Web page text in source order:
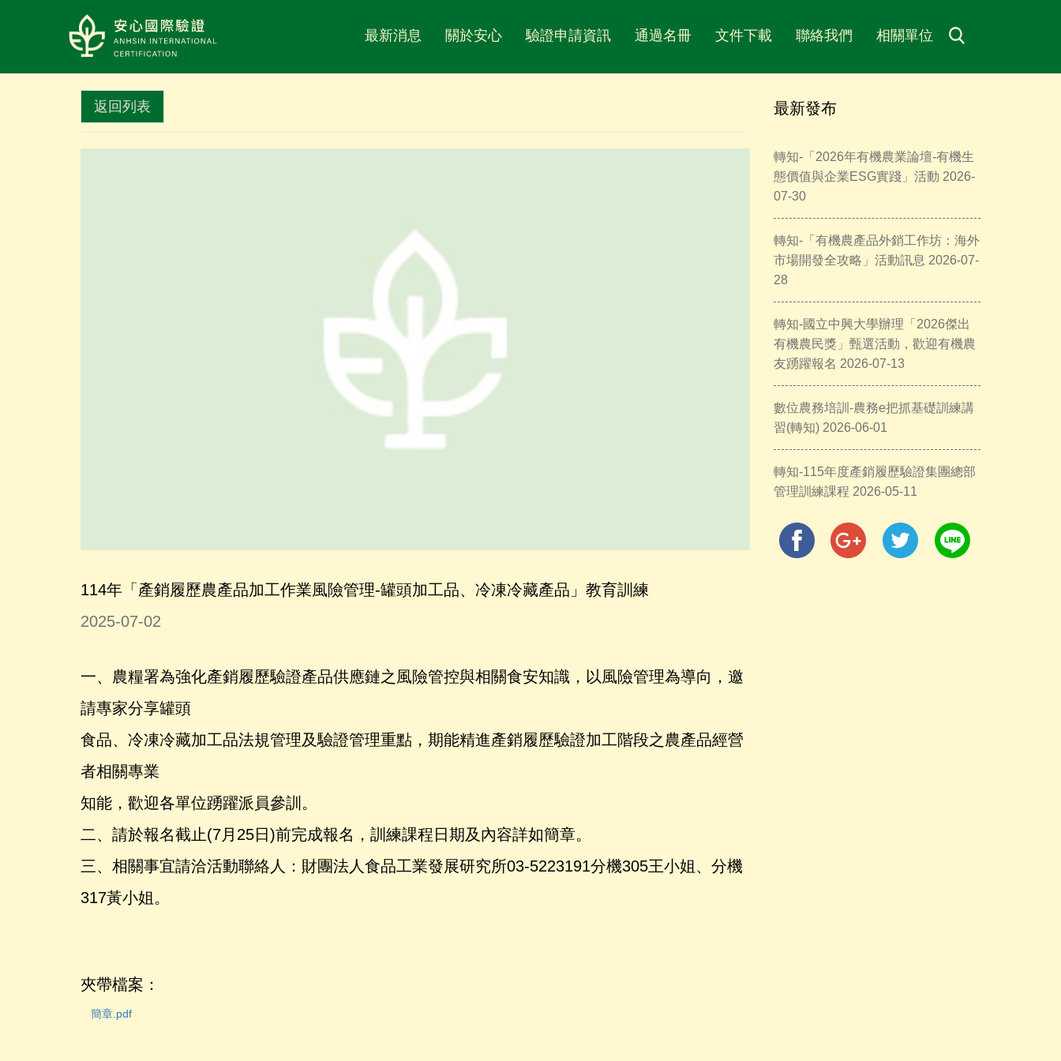
LOGO
最新消息
關於安心 驗證申請資訊 通過名冊 文件下載 聯絡我們 相關單位
返回列表
114年「產銷履歷農產品加工作業風險管理-罐頭加工品、冷凍冷藏產品」教育訓練
2025-07-02
一、農糧署為強化產銷履歷驗證產品供應鏈之風險管控與相關食安知識，以風險管理為導向，邀
請專家分享罐頭
食品、冷凍冷藏加工品法規管理及驗證管理重點，期能精進產銷履歷驗證加工階段之農產品經營
者相關專業
知能，歡迎各單位踴躍派員參訓。
二、請於報名截止(7月25日)前完成報名，訓練課程日期及內容詳如簡章。
三、相關事宜請洽活動聯絡人：財團法人食品工業發展研究所03-5223191分機305王小姐、分機
317黃小姐。
夾帶檔案：
簡章.pdf
最新發布
轉知-「2026年有機農業論壇-有機生
態價值與企業ESG實踐」活動 2026-
07-30
轉知-「有機農產品外銷工作坊：海外
市場開發全攻略」活動訊息 2026-07-
28
轉知-國立中興大學辦理「2026傑出
有機農民獎」甄選活動，歡迎有機農
友踴躍報名 2026-07-13
數位農務培訓-農務e把抓基礎訓練講
習(轉知) 2026-06-01
轉知-115年度產銷履歷驗證集團總部
管理訓練課程 2026-05-11